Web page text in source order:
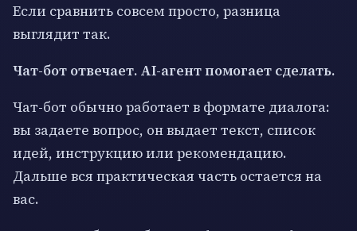
Если сравнить совсем просто, разница
выглядит так.
Чат-бот отвечает. AI-агент помогает сделать.
Чат-бот обычно работает в формате диалога:
вы задаете вопрос, он выдает текст, список
идей, инструкцию или рекомендацию.
Дальше вся практическая часть остается на
вас.